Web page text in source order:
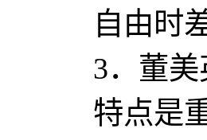
自由时
3．董
特点是